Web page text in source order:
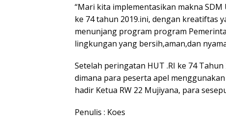
“Mari kita implementasikan makna
ke 74 tahun 2019.ini, dengan kreatiftas
menunjang program program
lingkungan yang bersih,aman,dan
Setelah peringatan HUT .RI ke 74
dimana para peserta apel
hadir Ketua RW 22 Mujiyana, para
Penulis : Koes